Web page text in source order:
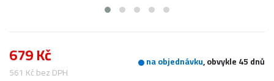
679 Kč
561 Kč bez DPH
na objednávku, obvykle 45 dnů